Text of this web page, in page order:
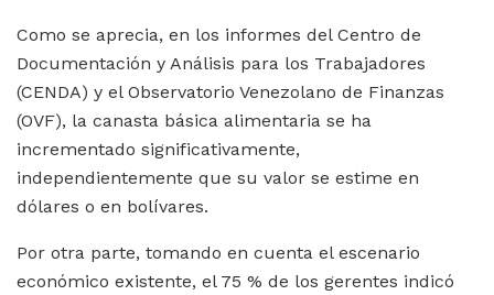
Como se aprecia, en los informes del Centro de
Documentación y Análisis para los Trabajadores
(CENDA) y el Observatorio Venezolano de Finanzas
(OVF), la canasta básica alimentaria se ha
incrementado significativamente,
independientemente que su valor se estime en
dólares o en bolívares.
Por otra parte, tomando en cuenta el escenario
económico existente, el 75 % de los gerentes indicó